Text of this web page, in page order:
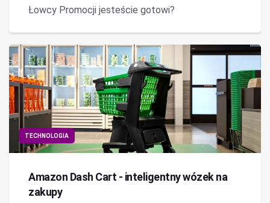
Łowcy Promocji jesteście gotowi?
TECHNOLOGIA
Amazon Dash Cart - inteligentny wózek na
zakupy